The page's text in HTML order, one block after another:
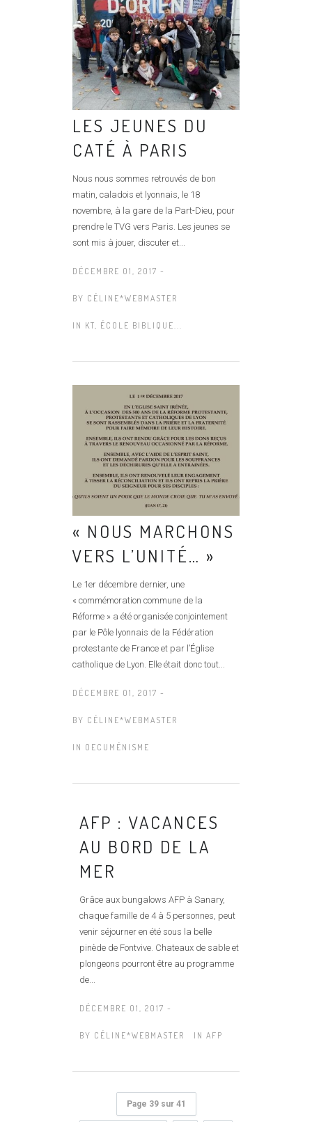
LES JEUNES DU
CATÉ À PARIS
Nous nous sommes retrouvés de bon
matin, caladois et lyonnais, le 18
novembre, à la gare de la Part-Dieu, pour
prendre le TVG vers Paris. Les jeunes se
sont mis à jouer, discuter et...
DÉCEMBRE 01, 2017 -
BY CÉLINE*WEBMASTER
IN KT, ÉCOLE BIBLIQUE...
« NOUS MARCHONS
VERS L’UNITÉ… »
Le 1er décembre dernier, une
« commémoration commune de la
Réforme » a été organisée conjointement
par le Pôle lyonnais de la Fédération
protestante de France et par l’Église
catholique de Lyon. Elle était donc tout...
DÉCEMBRE 01, 2017 -
BY CÉLINE*WEBMASTER
IN OECUMÉNISME
AFP : VACANCES
AU BORD DE LA
MER
Grâce aux bungalows AFP à Sanary,
chaque famille de 4 à 5 personnes, peut
venir séjourner en été sous la belle
pinède de Fontvive. Chateaux de sable et
plongeons pourront être au programme
de...
DÉCEMBRE 01, 2017 -
BY CÉLINE*WEBMASTER IN AFP
Page 39 sur 41